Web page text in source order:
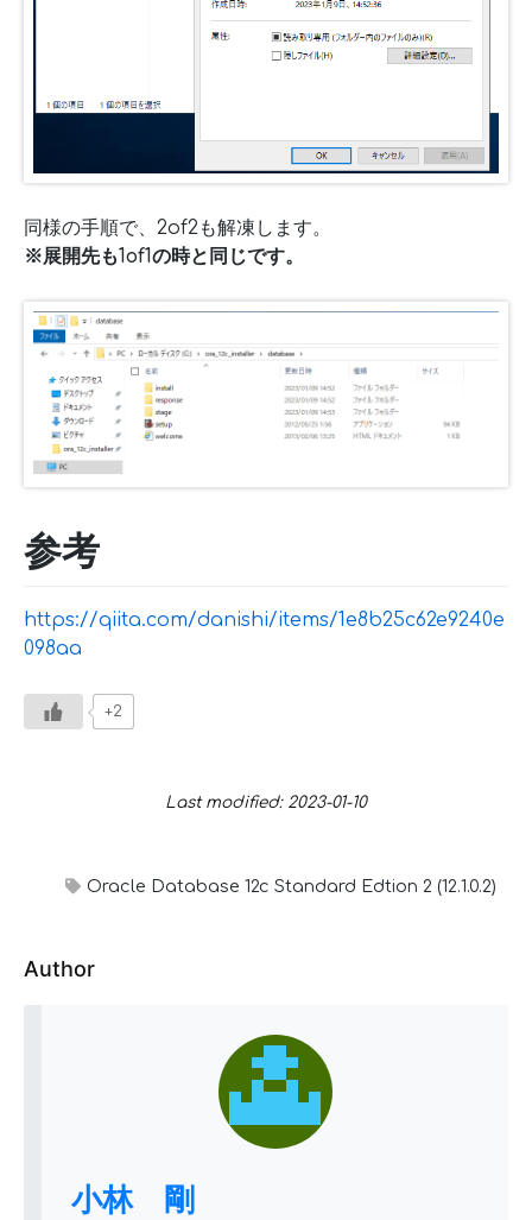
同様の手順で、2of2も解凍します。
※展開先も1of1の時と同じです。
参考
https://qiita.com/danishi/items/1e8b25c62e9240e
098aa
+2
Last modified: 2023-01-10
Oracle Database 12c Standard Edtion 2 (12.1.0.2)
Author
小林 剛